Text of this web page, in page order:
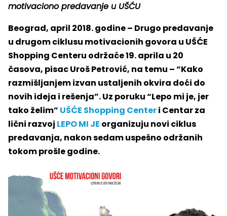
motivaciono predavanje u UŠĆU
Beograd, april 2018. godine – Drugo predavanje
u drugom ciklusu motivacionih govora u UŠĆE
Shopping Centeru održaće 19. aprila u 20
časova, pisac Uroš Petrović, na temu – “Kako
razmišljanjem izvan ustaljenih okvira doći do
novih ideja i rešenja”. Uz poruku “Lepo mi je, jer
tako želim” UŠĆE Shopping Centeri Centar za
lični razvoj LEPO MI JE organizuju novi ciklus
predavanja, nakon sedam uspešno održanih
tokom prošle godine.